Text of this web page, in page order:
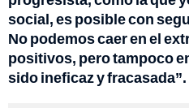
social, es posible con
No podemos caer en el
positivos, pero tampoco
sido ineficaz y fracasada”.